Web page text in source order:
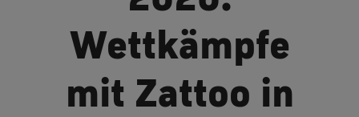
Wettkämpfe
mit Zattoo in